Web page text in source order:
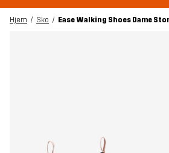
Hjem Sko
Ease Walking Shoes Dame